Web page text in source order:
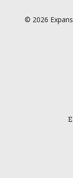
© 2026